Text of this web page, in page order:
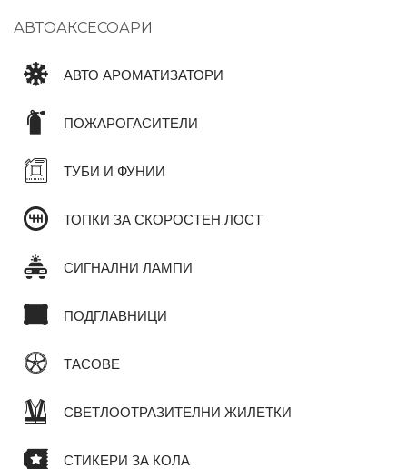
АВТОАКСЕСОАРИ
АВТО АРОМАТИЗАТОРИ
ПОЖАРОГАСИТЕЛИ
ТУБИ И ФУНИИ
ТОПКИ ЗА СКОРОСТЕН ЛОСТ
СИГНАЛНИ ЛАМПИ
ПОДГЛАВНИЦИ
ТАСОВЕ
СВЕТЛООТРАЗИТЕЛНИ ЖИЛЕТКИ
СТИКЕРИ ЗА КОЛА